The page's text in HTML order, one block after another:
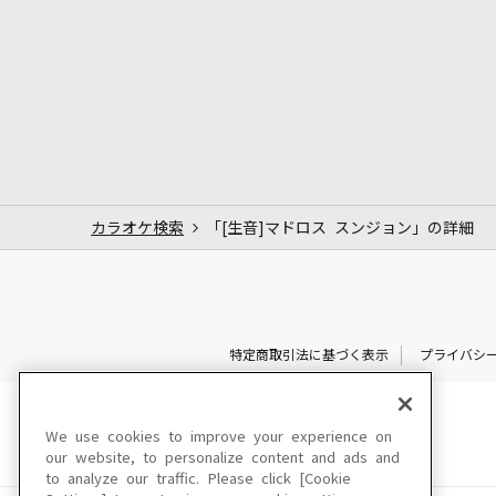
カラオケ検索 「[生音]マドロス スンジョン」の詳細
特定商取引法に基づく表示 プライバシ
We use cookies to improve your experience on
our website, to personalize content and ads and
to analyze our traffic. Please click [Cookie